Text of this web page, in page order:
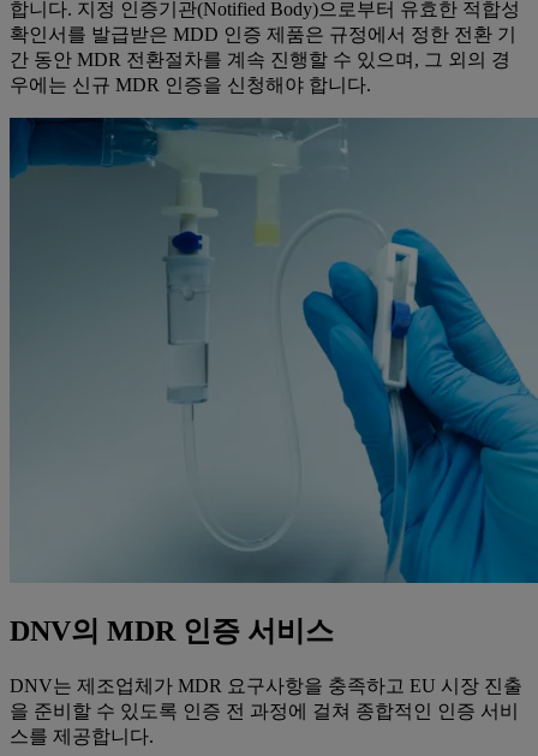
합니다. 지정 인증기관(Notified Body)으로부터 유효한 적합성
확인서를 발급받은 MDD 인증 제품은 규정에서 정한 전환 기
간 동안 MDR 전환절차를 계속 진행할 수 있으며, 그 외의 경
우에는 신규 MDR 인증을 신청해야 합니다.
DNV의 MDR 인증 서비스
DNV는 제조업체가 MDR 요구사항을 충족하고 EU 시장 진출
을 준비할 수 있도록 인증 전 과정에 걸쳐 종합적인 인증 서비
스를 제공합니다.